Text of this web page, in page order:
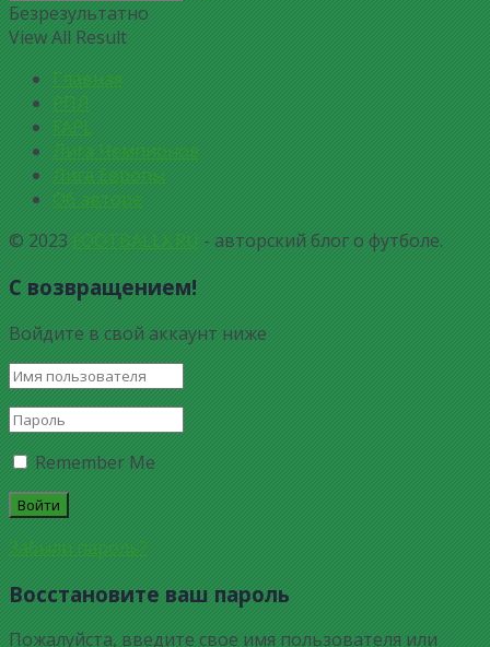
Безрезультатно
View All Result
Главная
РПЛ
FAPL
Лига Чемпионов
Лига Европы
Об авторе
© 2023FOOTBALLX.RU- авторский блог о футболе.
С возвращением!
Войдите в свой аккаунт ниже
Remember Me
Забыли пароль?
Восстановите ваш пароль
Пожалуйста, введите свое имя пользователя или